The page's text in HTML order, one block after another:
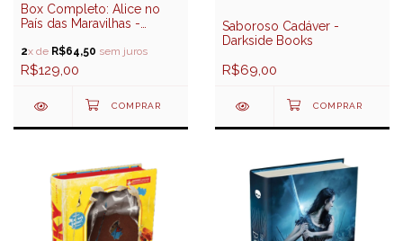
Box Completo: Alice no
País das Maravilhas -
2x de R$64,50 sem juros
R$129,00
Saboroso Cadáver -
Darkside Books
R$69,00